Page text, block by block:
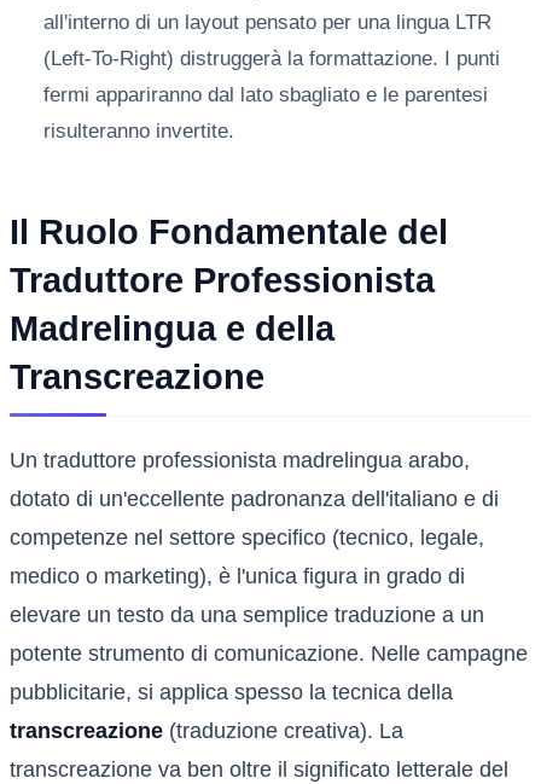
all'interno di un layout pensato per una lingua LTR
(Left-To-Right) distruggerà la formattazione. I punti
fermi appariranno dal lato sbagliato e le parentesi
risulteranno invertite.
Il Ruolo Fondamentale del
Traduttore Professionista
Madrelingua e della
Transcreazione
Un traduttore professionista madrelingua arabo,
dotato di un'eccellente padronanza dell'italiano e di
competenze nel settore specifico (tecnico, legale,
medico o marketing), è l'unica figura in grado di
elevare un testo da una semplice traduzione a un
potente strumento di comunicazione. Nelle campagne
pubblicitarie, si applica spesso la tecnica della
transcreazione (traduzione creativa). La
transcreazione va ben oltre il significato letterale del